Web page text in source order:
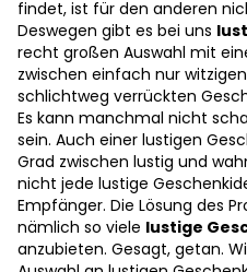
findet, ist für den anderen
Deswegen gibt es bei uns
recht großen Auswahl mit
zwischen einfach nur
schlichtweg verrückten
Es kann manchmal nicht
sein. Auch einer lustigen
Grad zwischen lustig und
nicht jede lustige
Empfänger. Die Lösung des
nämlich so viele lustige
anzubieten. Gesagt, getan.